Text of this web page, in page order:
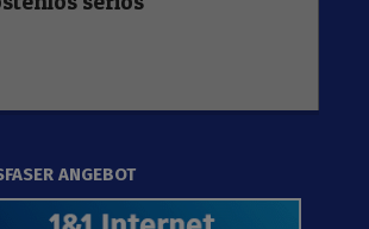
ANGEBOT